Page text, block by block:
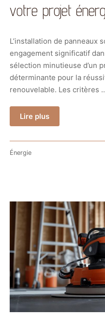
votre projet
L’installation de panneaux
engagement significatif
sélection minutieuse d’un
déterminante pour la
renouvelable. Les critères
Lire plus
Énergie